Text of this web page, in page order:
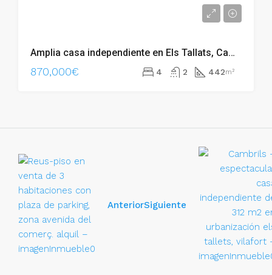
Amplia casa independiente en Els Tallats, Cambrils – 007.01710
870,000€ 4 2 442m²
AnteriorSiguiente